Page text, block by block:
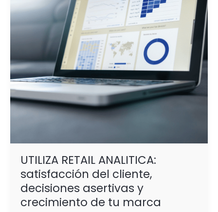
UTILIZA RETAIL ANALITICA:
satisfacción del cliente,
decisiones asertivas y
crecimiento de tu marca
cliente,
decisiones
crecimiento
de
tu
marca